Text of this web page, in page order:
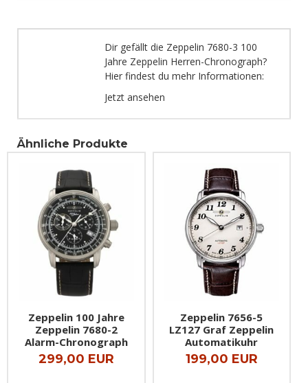
Dir gefällt die Zeppelin 7680-3 100
Jahre Zeppelin Herren-Chronograph?
Hier findest du mehr Informationen:
Jetzt ansehen
Ähnliche Produkte
Zeppelin 100 Jahre
Zeppelin 7680-2
Alarm-Chronograph
299,00 EUR
Zeppelin 7656-5
LZ127 Graf Zeppelin
Automatikuhr
199,00 EUR